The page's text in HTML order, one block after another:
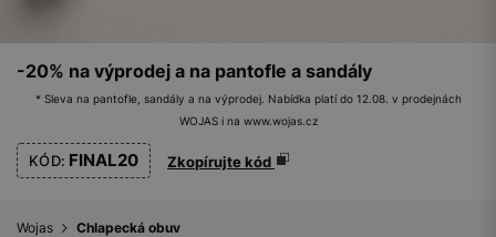
-20% na výprodej a na pantofle a sandály
* Sleva na pantofle, sandály a na výprodej. Nabídka platí do 12.08. v prodejnách
WOJAS i na www.wojas.cz
KÓD: FINAL20 Zkopírujte kód
Wojas Chlapecká obuv